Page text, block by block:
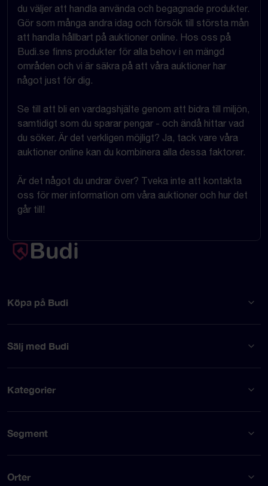
du väljer att handla använda och begagnade produkter.
Gör som många andra idag och försök till största mån
att handla hållbart på auktioner online. Hos oss på
Budi.se finns produkter för alla behov i en mängd
områden och vi är säkra på att våra auktioner har
något just för dig.
Se till att bli en vardagshjälte genom att bidra till miljön,
samtidigt som du sparar pengar - och ändå hittar vad
du söker. Är det verkligen möjligt? Ja, tack vare våra
auktioner online kan du kombinera alla dessa faktorer.
Är det något du undrar över? Tveka inte att kontakta
oss för mer information om våra auktioner och hur det
går till!
Köpa på Budi
Sälj med Budi
Kategorier
Segment
Orter